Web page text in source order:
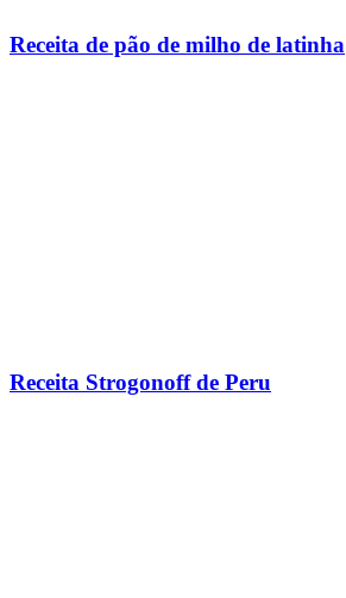
Receita de pão de milho de latinha
Receita Strogonoff de Peru